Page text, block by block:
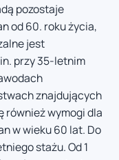
pozostaje
od 60. roku życia,
jest
przy 35-letnim
znajdujących
również wymogi dla
w wieku 60 lat. Do
stażu. Od 1